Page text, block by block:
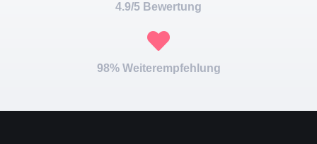
4.9/5 Bewertung
98% Weiterempfehlung